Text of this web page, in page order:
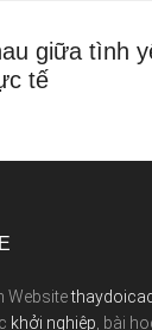
giữa tình
tế
Website
khởi nghiệp , bài